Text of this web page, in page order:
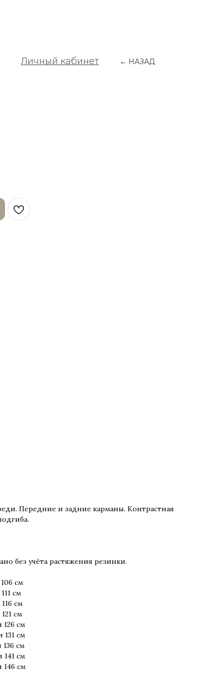
Личный кабинет ← НАЗАД
Передние и задние карманы. Контрастная
без учёта растяжения резинки.
см
см
см
см
см
см
см
см
146 см